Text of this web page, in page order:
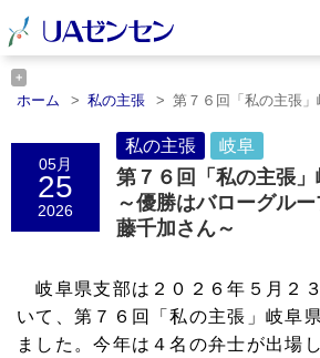
ホーム 私の主張
第７６回「私の主張
ホーム
岐阜 第７６回「私の主張」岐
05月
25
2026
私の主張 岐阜
第７６回「私の主張
～優勝はバローグル
藤千加さん～
岐阜県支部は２０２６年５月２
いて、第７６回「私の主張」岐阜
ました。今年は４名の弁士が出場